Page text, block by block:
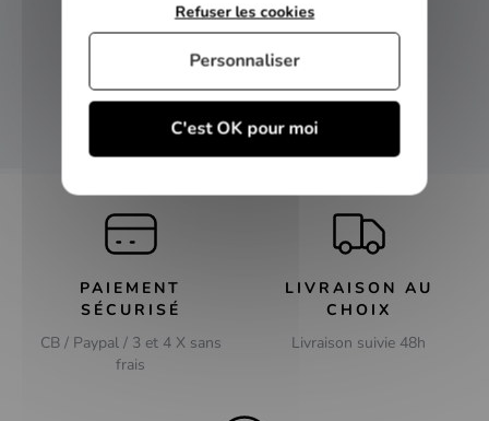
NEWSLETTER
PAIEMENT
SÉCURISÉ
CB / Paypal / 3 et 4 X sans
frais
LIVRAISON AU
CHOIX
Livraison suivie 48h
C'est OK pour moi
Refuser les cookies
Personnaliser